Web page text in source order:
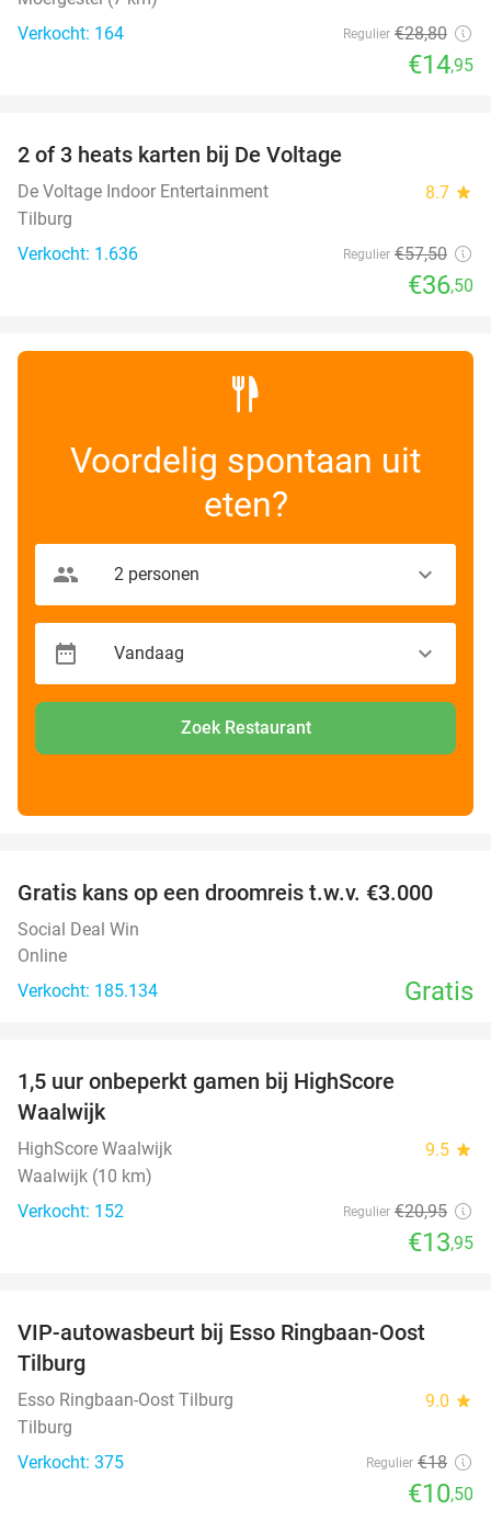
Verkocht: 164
Regulier €28,80
€14,95
2 of 3 heats karten bij De Voltage
De Voltage Indoor Entertainment 8.7 star
Tilburg
Verkocht: 1.636
Regulier €57,50
€36,50
Voordelig spontaan uit
eten?
Zoek Restaurant
Gratis kans op een droomreis t.w.v. €3.000
Social Deal Win
Online
Verkocht: 185.134
Gratis
1,5 uur onbeperkt gamen bij HighScore
Waalwijk
HighScore Waalwijk 9.5 star
Waalwijk (10 km)
Verkocht: 152
Regulier €20,95
€13,95
42%
VIP-autowasbeurt bij Esso Ringbaan-Oost
Tilburg
Esso Ringbaan-Oost Tilburg 9.0 star
Tilburg
Verkocht: 375
Regulier €18
€10,50